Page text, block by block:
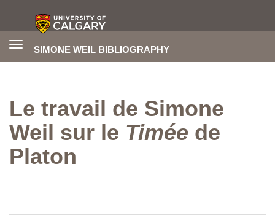
SIMONE WEIL BIBLIOGRAPHY
Toggle
Le travail de Simone
Weil sur le Timée de
Platon